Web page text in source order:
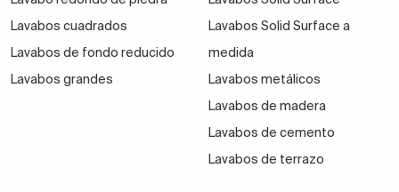
Las tencimeras para encimeras en color blanco o
beis son ideales con muebles de baño de tonalidad
madera.Recuerda al estilo nórdicoy casa con
Lavabos cuadrados
Lavabos de fondo reducido
Lavabos grandes
Lavabos Solid Surface a
medida
Lavabos metálicos
Lavabos de madera
Lavabos de cemento
Lavabos de terrazo